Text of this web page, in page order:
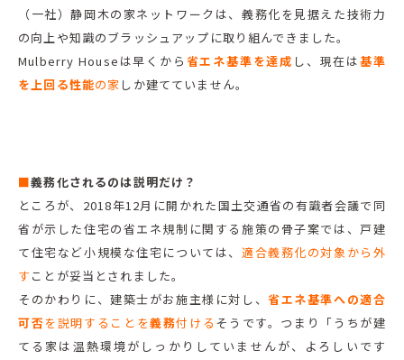
（一社）静岡木の家ネットワークは、義務化を見据えた技術力
の向上や知識のブラッシュアップに取り組んできました。
Mulberry Houseは早くから 省エネ基準を達成 し、現在は基準
を上回る性能の家 しか建てていません。
■義務化されるのは説明だけ？
ところが、2018年12月に開かれた国土交通省の有識者会議で同
省が示した住宅の省エネ規制に関する施策の骨子案では、戸建
て住宅など小規模な住宅については、 適合義務化の対象から外
す ことが妥当とされました。
そのかわりに、建築士がお施主様に対し、省エネ基準への適合
可否を説明することを義務付ける そうです。つまり「うちが建
てる家は温熱環境がしっかりしていませんが、よろしいです